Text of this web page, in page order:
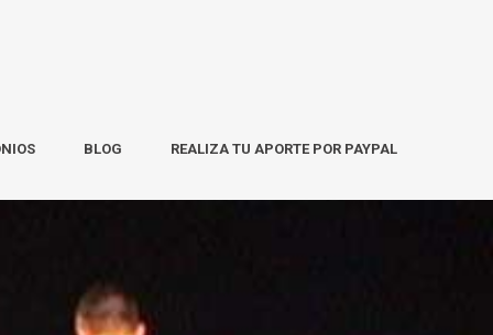
BLOG REALIZA TU APORTE POR PAYPAL